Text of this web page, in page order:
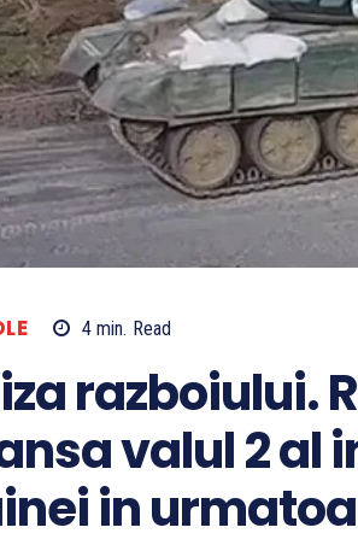
4 min. Read
razboiului.
valul 2 al
in